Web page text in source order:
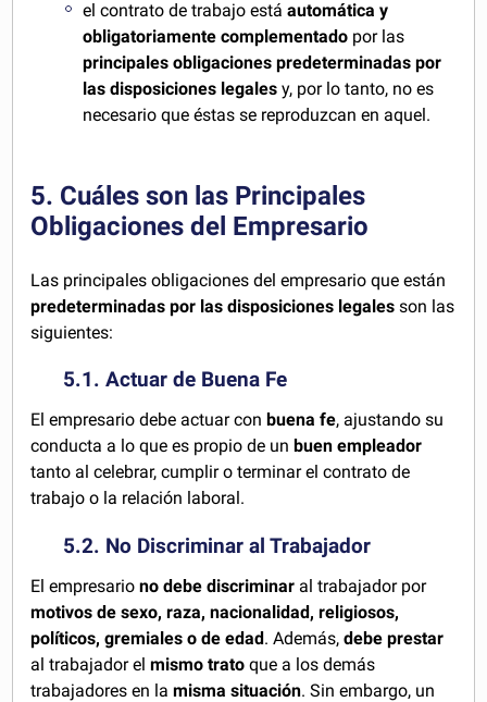
el contrato de trabajo estáautomática y
obligatoriamente complementado por las
principales obligaciones predeterminadas por
las disposiciones legales y, por lo tanto, no es
necesario que éstas se reproduzcan en aquel.
5. Cuáles son las Principales
Obligaciones del Empresario
Las principales obligaciones del empresario que están
predeterminadas por las disposiciones legales son las
siguientes:
5.1. Actuar de Buena Fe
El empresario debe actuar con buena fe, ajustando su
conducta a lo que es propio de un buen empleador
tanto al celebrar, cumplir o terminar el contrato de
trabajo o la relación laboral.
5.2. No Discriminar al Trabajador
El empresariono debe discriminar al trabajador por
motivos de sexo, raza, nacionalidad, religiosos,
políticos, gremiales o de edad. Además,debe prestar
al trabajador elmismo trato que a los demás
trabajadores en lamisma situación. Sin embargo, un